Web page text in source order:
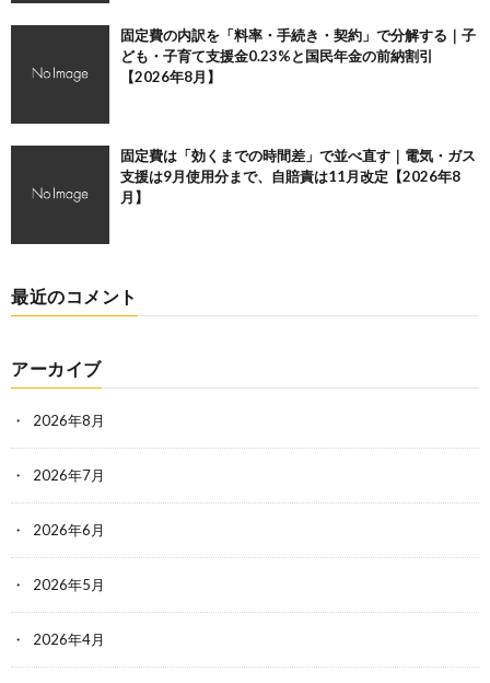
固定費の内訳を「料率・手続き・契約」で分解する｜子
ども・子育て支援金0.23%と国民年金の前納割引
【2026年8月】
固定費は「効くまでの時間差」で並べ直す｜電気・ガス
支援は9月使用分まで、自賠責は11月改定【2026年8
月】
最近のコメント
アーカイブ
2026年8月
2026年7月
2026年6月
2026年5月
2026年4月